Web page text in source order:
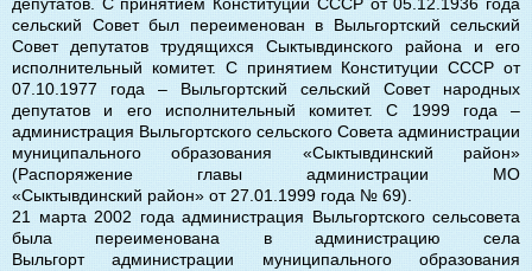
сельский Совет был переименован в Выльгортский сельский
Совет депутатов трудящихся Сыктывдинского района и его
исполнительный комитет. С принятием Конституции СССР от
07.10.1977 года – Выльгортский сельский Совет народных
депутатов и его исполнительный комитет. С 1999 года –
администрация Выльгортского сельского Совета администрации
муниципального образования «Сыктывдинский район»
(Распоряжение главы администрации МО
«Сыктывдинский район» от 27.01.1999 года № 69).
21 марта 2002 года администрация Выльгортского сельсовета
была переименована в администрацию села
Выльгорт администрации муниципального образования